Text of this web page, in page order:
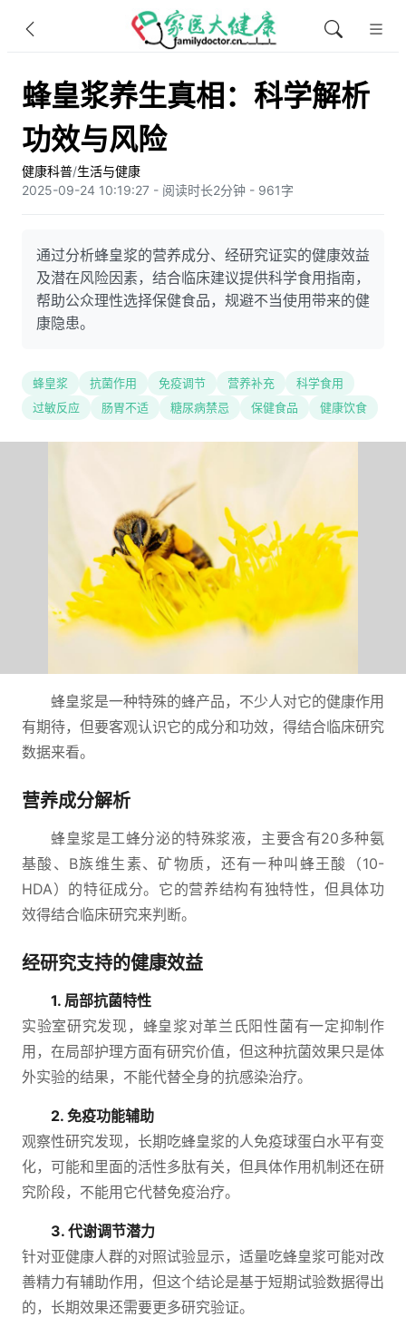
蜂皇浆养生真相：科学解析
功效与风险
健康科普/生活与健康
2025-09-24 10:19:27 - 阅读时长2分钟 - 961字
通过分析蜂皇浆的营养成分、经研究证实的健康效益
及潜在风险因素，结合临床建议提供科学食用指南，
帮助公众理性选择保健食品，规避不当使用带来的健
康隐患。
蜂皇浆 抗菌作用 免疫调节 营养补充
科学食用
过敏反应
肠胃不适 糖尿病禁忌 保健食品 健康饮食
蜂皇浆是一种特殊的蜂产品，不少人对它的健康作用
有期待，但要客观认识它的成分和功效，得结合临床研究
数据来看。
营养成分解析
蜂皇浆是工蜂分泌的特殊浆液，主要含有20多种氨
基酸、B族维生素、矿物质，还有一种叫蜂王酸（10-
HDA）的特征成分。它的营养结构有独特性，但具体功
效得结合临床研究来判断。
经研究支持的健康效益
1. 局部抗菌特性
实验室研究发现，蜂皇浆对革兰氏阳性菌有一定抑制作
用，在局部护理方面有研究价值，但这种抗菌效果只是体
外实验的结果，不能代替全身的抗感染治疗。
2. 免疫功能辅助
观察性研究发现，长期吃蜂皇浆的人免疫球蛋白水平有变
化，可能和里面的活性多肽有关，但具体作用机制还在研
究阶段，不能用它代替免疫治疗。
3. 代谢调节潜力
针对亚健康人群的对照试验显示，适量吃蜂皇浆可能对改
善精力有辅助作用，但这个结论是基于短期试验数据得出
的，长期效果还需要更多研究验证。